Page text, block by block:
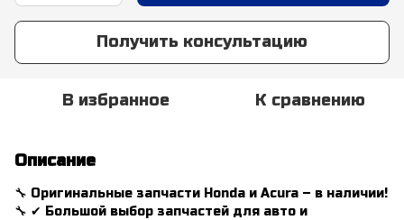
Получить консультацию
В избранное К сравнению
Описание
🔧 Оригинальные запчасти Honda и Acura – в наличии!
🔧 ✔ Большой выбор запчастей для авто и